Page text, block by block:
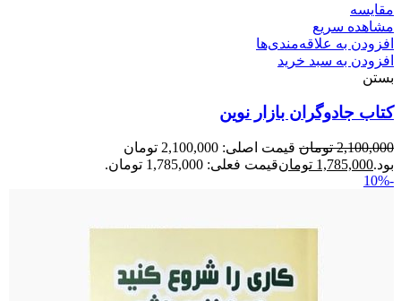
مقایسه
مشاهده سریع
افزودن به علاقه‌مندی‌ها
افزودن به سبد خرید
بستن
کتاب جادوگران بازار نوین
2,100,000 تومان
قیمت اصلی: 2,100,000 تومان
بود.1,785,000 تومانقیمت فعلی: 1,785,000 تومان.
-10%